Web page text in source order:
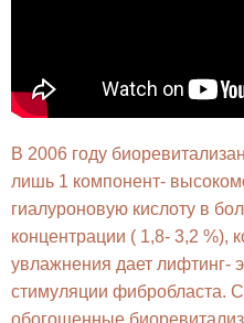
В 2006 году
лишь 1 компонент-
гиалуроновую кислоту в
концентрации ( 1,8- 3,2 %),
увлажнения дает лифтинг-
стимуляции фибробласта.
обогощенные